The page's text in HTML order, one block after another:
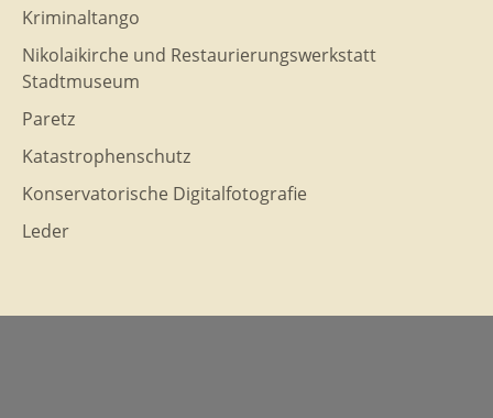
Kriminaltango
Nikolaikirche und Restaurierungswerkstatt
Stadtmuseum
Paretz
Katastrophenschutz
Konservatorische Digitalfotografie
Leder